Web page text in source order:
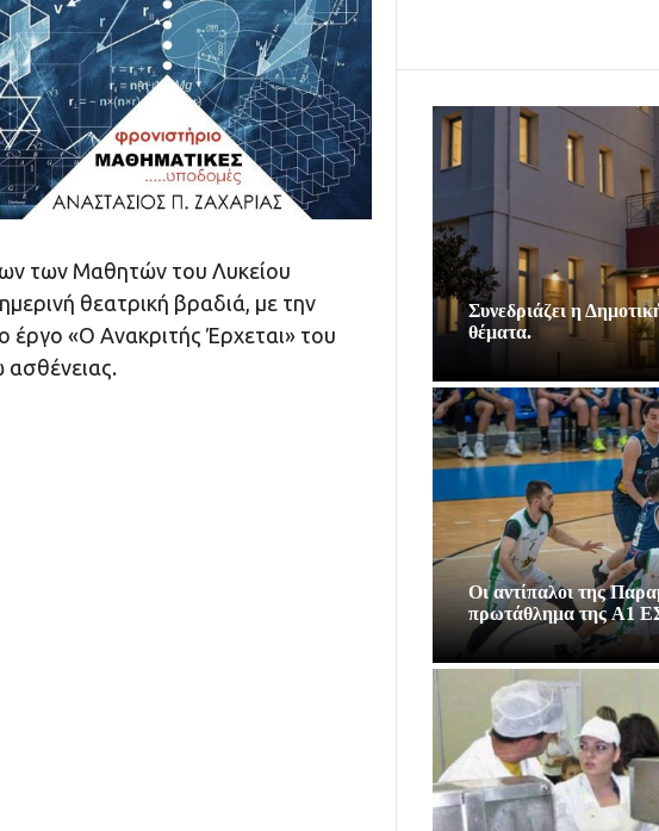
των Μαθητών του Λυκείου
θεατρική βραδιά, με την
έργο «Ο Ανακριτής Έρχεται» του
ασθένειας.
Συνεδριάζει η
θέματα.
Οι αντίπαλοι της
πρωτάθλημα της A1